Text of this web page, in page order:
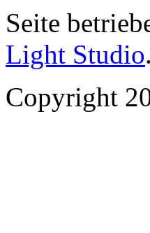
Seite
Light Studio.
Copyright